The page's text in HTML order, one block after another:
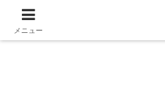
メニュー